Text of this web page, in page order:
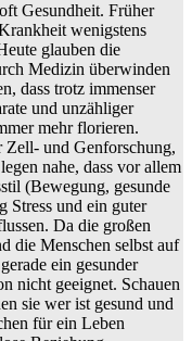
Gesundheit. Früher
wenigstens
glauben die
Medizin überwinden
dass trotz immenser
und unzähliger
mehr florieren.
Zell- und Genforschung,
nahe, dass vor allem
(Bewegung, gesunde
Stress und ein guter
Da die großen
die Menschen selbst auf
ein gesunder
nicht geeignet. Schauen
sie wer ist gesund und
für ein Leben